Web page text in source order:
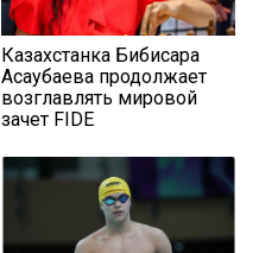
Казахстанка Бибисара
Асаубаева продолжает
возглавлять мировой
зачет FIDE